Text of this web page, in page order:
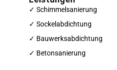
✓ Schimmelsanierung
✓ Sockelabdichtung
✓ Bauwerksabdichtung
✓ Betonsanierung